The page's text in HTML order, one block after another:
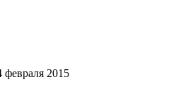
февраля 2015